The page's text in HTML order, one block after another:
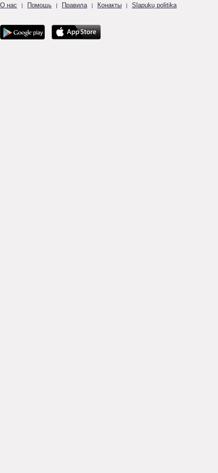
О нас | Помощь | Правила | Конакты | Slapukų politika